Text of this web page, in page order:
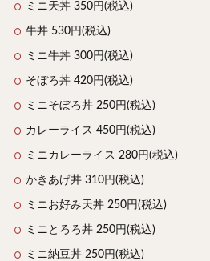
ミニ天丼 350円(税込)
牛丼 530円(税込)
ミニ牛丼 300円(税込)
そぼろ丼 420円(税込)
ミニそぼろ丼 250円(税込)
カレーライス 450円(税込)
ミニカレーライス 280円(税込)
かきあげ丼 310円(税込)
ミニお好み天丼 250円(税込)
ミニとろろ丼 250円(税込)
ミニ納豆丼 250円(税込)